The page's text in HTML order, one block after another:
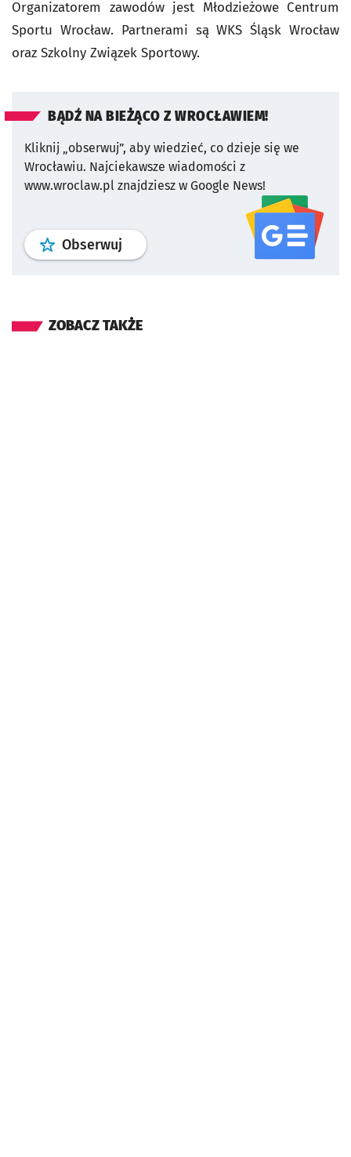
Organizatorem zawodów jest Młodzieżowe Centrum
Sportu Wrocław. Partnerami są WKS Śląsk Wrocław
oraz Szkolny Związek Sportowy.
BĄDŹ NA BIEŻĄCO Z WROCŁAWIEM!
Kliknij „obserwuj”, aby wiedzieć, co dzieje się we
Wrocławiu. Najciekawsze wiadomości z
www.wroclaw.pl znajdziesz w Google News!
Obserwuj profil serwisu
ZOBACZ TAKŻE